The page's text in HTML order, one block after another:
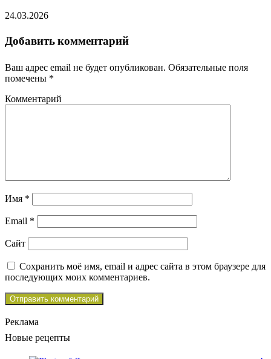
24.03.2026
Добавить комментарий
Ваш адрес email не будет опубликован. Обязательные поля
помечены *
Комментарий
Имя *
Email *
Сайт
Сохранить моё имя, email и адрес сайта в этом браузере для
последующих моих комментариев.
Реклама
Новые рецепты